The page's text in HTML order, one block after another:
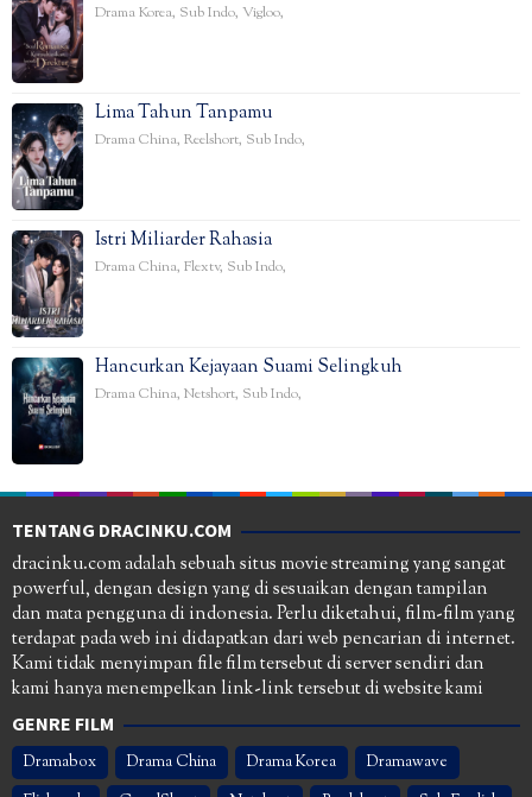
Drama Korea, Sub Indo, Vigloo,
Lima Tahun Tanpamu
Drama China, Reelshort, Sub Indo,
Istri Miliarder Rahasia
Drama China, Flextv, Sub Indo,
Hancurkan Kejayaan Suami Selingkuh
Drama China, Netshort, Sub Indo,
TENTANG DRACINKU.COM
dracinku.com adalah sebuah situs movie streaming yang sangat
powerful, dengan design yang di sesuaikan dengan tampilan
dan mata pengguna di indonesia. Perlu diketahui, film-film yang
terdapat pada web ini didapatkan dari web pencarian di internet.
Kami tidak menyimpan file film tersebut di server sendiri dan
kami hanya menempelkan link-link tersebut di website kami
GENRE FILM
Dramabox Drama China Drama Korea
Dramawave